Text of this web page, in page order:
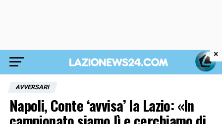
AVVERSARI
Napoli, Conte ‘avvisa’ la Lazio: «In
×